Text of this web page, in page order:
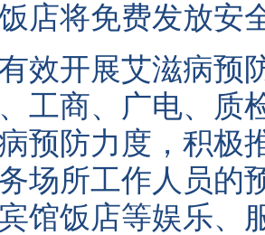
将免费发放安
开展艾滋病预
工商、广电、质
预防力度，积极
场所工作人员的
馆饭店等娱乐、